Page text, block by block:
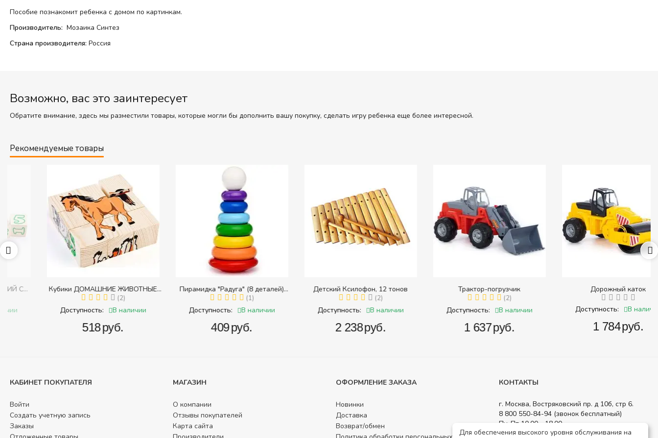
Пособие познакомит ребенка с домом по картинкам.
Производитель: Мозаика Синтез
Страна производителя: Россия
Возможно, вас это заинтересует
Обратите внимание, здесь мы разместили товары, которые могли бы дополнить вашу покупку, сделать игру ребенка еще более интересной.
Рекомендуемые товары
Кубики ДОМАШНИЕ ЖИВОТНЫЕ
(Томик) (Набор кубиков разрезных
(складных))
(2)
Доступность: В наличии
руб.
Пирамидка "Радуга" (8 деталей)
(Пирамидка среднего размера)
(1)
Доступность: В наличии
руб.
Детский Ксилофон, 12 тонов
(2)
Доступность: В наличии
руб.
Трактор-погрузчик
(2)
Доступность: В наличии
руб.
Дорожный каток
Доступность: В наличии
руб.
КАБИНЕТ ПОКУПАТЕЛЯ
Войти
Создать учетную запись
Заказы
МАГАЗИН
О компании
Отзывы покупателей
Карта сайта
ОФОРМЛЕНИЕ ЗАКАЗА
Новинки
Доставка
Возврат/обмен
КОНТАКТЫ
г. Москва, Востряковский пр. д 10б, стр 6.
8 800 550-84-94 (звонок бесплатный)
Пн-Пт 10.00 - 18.00
order@detsad-shop.ru
Для обеспечения высокого уровня обслуживания на